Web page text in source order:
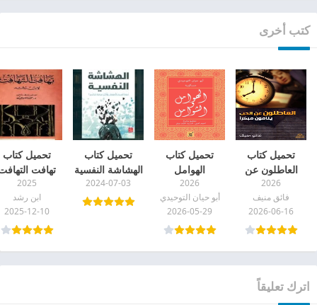
كتب أخرى
تحميل كتاب
العاطلون عن
الحب ينامون
مبكرًا pdf
2026
فائق منيف
2026-06-16
تحميل كتاب
الهوامل
والشوامل pdf
2026
أبو حيان التوحيدي
2026-05-29
تحميل كتاب
الهشاشة النفسية
pdf
2024-07-03
تحميل كتاب
تهافت
pdf
2025
ابن رشد
2025-12-10
اترك تعليقاً